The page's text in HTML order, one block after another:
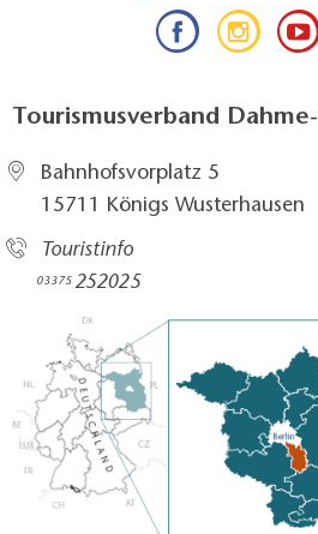
Tourismusverband
Bahnhofsvorplatz 5​
15711 Königs Wusterhausen
Touristinfo
03375252025​